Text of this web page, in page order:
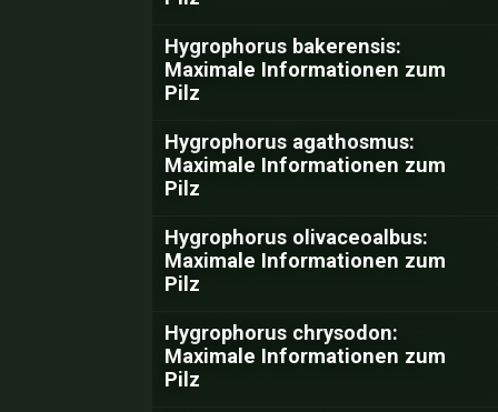
Hygrophorus bakerensis:
Maximale Informationen zum
Pilz
Hygrophorus agathosmus:
Maximale Informationen zum
Pilz
Hygrophorus olivaceoalbus:
Maximale Informationen zum
Pilz
Hygrophorus chrysodon:
Maximale Informationen zum
Pilz